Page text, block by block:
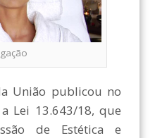
publicou no
Lei 13.643/18, que
de Estética e